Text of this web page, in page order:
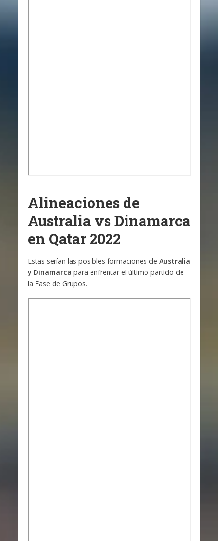
Alineaciones de
Australia vs Dinamarca
en Qatar 2022
Estas serían las posibles formaciones de Australia
y Dinamarca para enfrentar el último partido de
la Fase de Grupos.